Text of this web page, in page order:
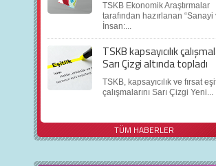
TSKB Ekonomik Araştırmalar
tarafından hazırlanan “Sanayi
İnsan:...
TSKB kapsayıcılık
Sarı Çizgi altında topladı
TSKB, kapsayıcılık ve fırsat
çalışmalarını Sarı Çizgi Yeni...
TÜM HABERLER